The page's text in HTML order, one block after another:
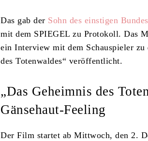
Das gab der Sohn des einstigen
mit dem SPIEGEL zu Protokoll. Das
ein Interview mit dem Schauspieler
des Totenwaldes“ veröffentlicht.
„Das Geheimnis des
Gänsehaut-Feeling
Der Film startet ab Mittwoch, den 2.